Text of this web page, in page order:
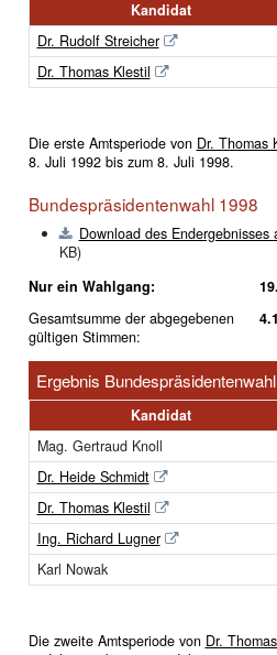
Kandidat
Dr. Rudolf Streicher
Dr. Thomas Klestil
Die erste Amtsperiode von Dr. Thomas
8. Juli 1992 bis zum 8. Juli 1998.
Bundespräsidentenwahl 1998
Download des Endergebnisses
KB)
Nur ein Wahlgang:
Gesamtsumme der abgegebenen
gültigen Stimmen:
Ergebnis
Kandidat
Mag. Gertraud Knoll
Dr. Heide Schmidt
Dr. Thomas Klestil
Ing. Richard Lugner
Karl Nowak
Die zweite Amtsperiode von Dr.